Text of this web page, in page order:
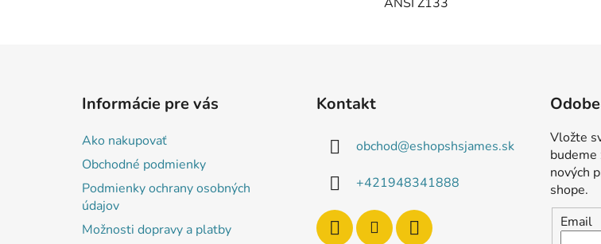
Informácie pre vás
Ako nakupovať
Obchodné podmienky
Podmienky ochrany osobných
údajov
Možnosti dopravy a platby
Kontakt
obchod@eshopshsjames.sk
+421948341888
Vložte
budeme
nových
shope.
Email